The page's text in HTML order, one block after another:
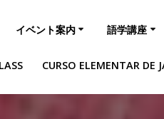
イベント案内 語学講座
CURSO ELEMENTAR DE